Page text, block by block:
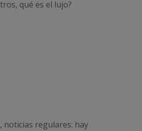
qué es el lujo?
noticias regulares: hay